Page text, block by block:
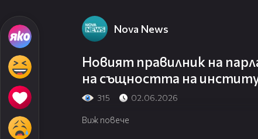
Nova News
Новият правилник на
на същността на
315 02.06.2026
Виж повече